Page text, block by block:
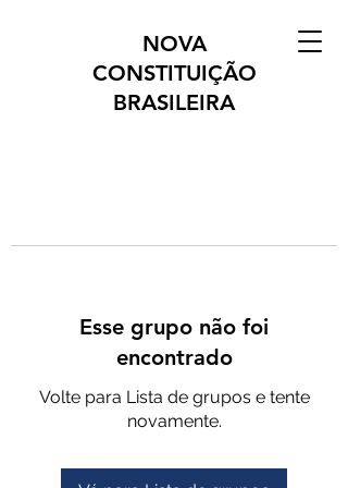
NOVA
CONSTITUIÇÃO
BRASILEIRA
Esse grupo não foi
encontrado
Volte para Lista de grupos e tente
novamente.